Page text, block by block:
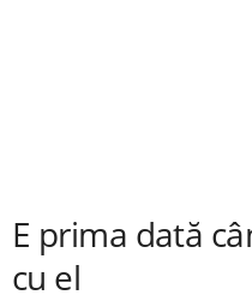
E prima dată
cu el